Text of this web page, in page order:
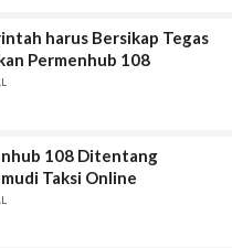
harus Bersikap Tegas
Permenhub 108
108 Ditentang
Taksi Online